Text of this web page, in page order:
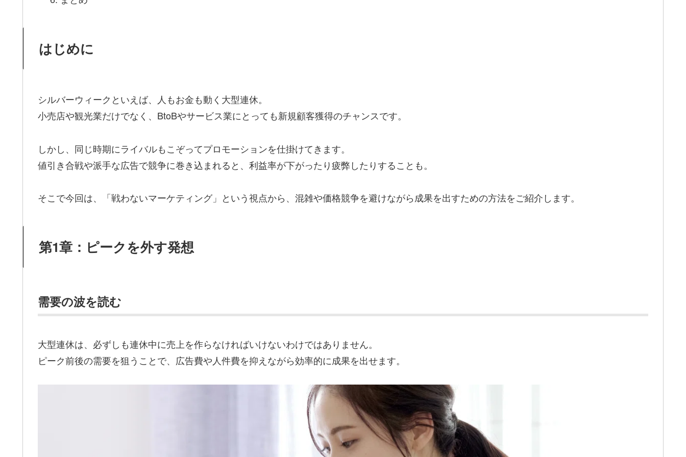
はじめに
シルバーウィークといえば、人もお金も動く大型連休。
小売店や観光業だけでなく、BtoBやサービス業にとっても新規顧客獲得のチャンスです。
しかし、同じ時期にライバルもこぞってプロモーションを仕掛けてきます。
値引き合戦や派手な広告で競争に巻き込まれると、利益率が下がったり疲弊したりすることも。
そこで今回は、「戦わないマーケティング」という視点から、混雑や価格競争を避けながら成果を出すための方法をご紹介します。
第1章：ピークを外す発想
需要の波を読む
大型連休は、必ずしも連休中に売上を作らなければいけないわけではありません。
ピーク前後の需要を狙うことで、広告費や人件費を抑えながら効率的に成果を出せます。